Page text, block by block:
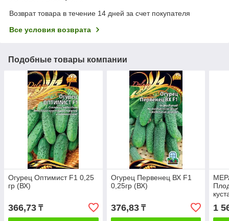
Возврат товара в течение 14 дней за счет покупателя
Все условия возврата
Подобные товары компании
Огурец Оптимист F1 0,25
гр (ВХ)
366,73 ₸
Огурец Первенец ВХ F1
0,25гр (ВХ)
376,83₸ 1